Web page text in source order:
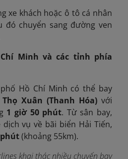
xe khách hoặc ô tô cá nhân
đó chuyển sang đường ven
Minh và các tỉnh phía
Hồ Chí Minh có thể bay
Xuân (Thanh Hóa) với
1 giờ 50 phút. Từ sân bay,
vụ về bãi biển Hải Tiến,
phút(khoảng 55km).
khai thác nhiều chuyến bay